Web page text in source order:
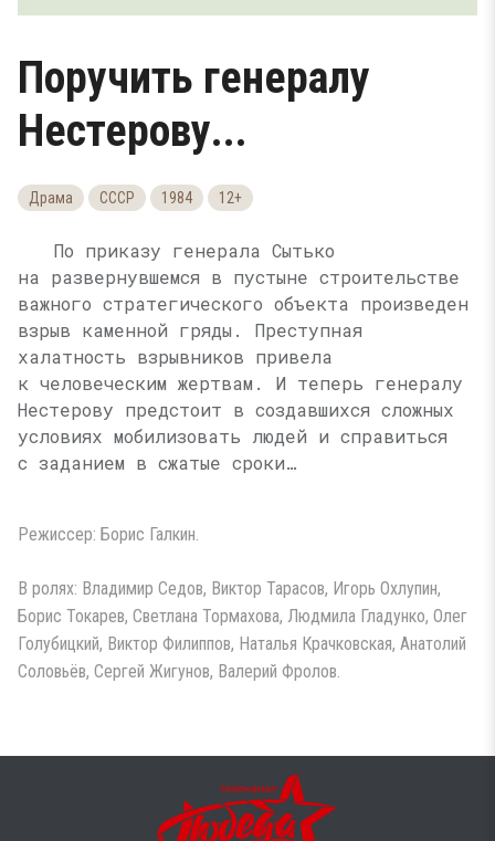
Поручить генералу
Нестерову...
Драма СССР 1984 12+
По приказу генерала Сытько
на развернувшемся в пустыне строительстве
важного стратегического объекта произведен
взрыв каменной гряды. Преступная
халатность взрывников привела
к человеческим жертвам. И теперь генералу
Нестерову предстоит в создавшихся сложных
условиях мобилизовать людей и справиться
с заданием в сжатые сроки…
Режиссер: Борис Галкин.
В ролях: Владимир Седов, Виктор Тарасов, Игорь Охлупин,
Борис Токарев, Светлана Тормахова, Людмила Гладунко, Олег
Голубицкий, Виктор Филиппов, Наталья Крачковская, Анатолий
Соловьёв, Сергей Жигунов, Валерий Фролов.